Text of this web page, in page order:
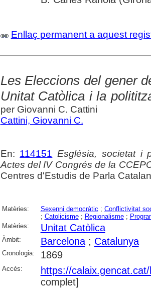
Enllaç permanent a aquest
Les Eleccions del gener
Unitat Catòlica i la
per Giovanni C. Cattini
Cattini, Giovanni C.
En: 114151 Església, societat i
Actes del IV Congrés de la
Centres d'Estudis de Parla
Matèries: Sexenni democràtic ; Conflictivitat
; Catolicisme; Regionalisme;
Matèries:
Unitat Catòlica
Àmbit: Barcelona; Catalunya
Cronologia: 1869
Accés:
https://
complet]